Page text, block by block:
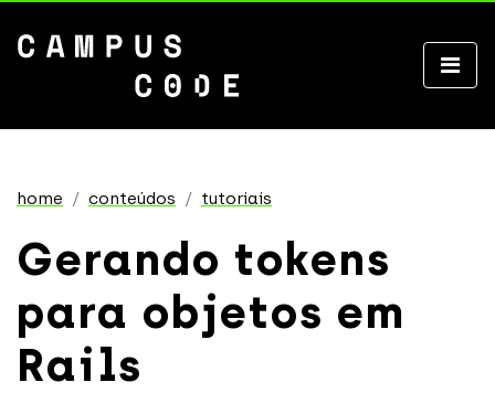
home conteúdos tutoriais
Gerando tokens
para objetos em
Rails